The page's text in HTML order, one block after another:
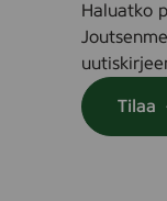
Haluatko
Tilaa